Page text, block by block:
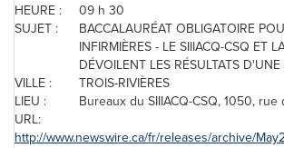
HEURE :
09 h 30
SUJET :
BACCALAURÉAT OBLIGATOIRE
INFIRMIÈRES - LE SIIIACQ-CSQ ET
DÉVOILENT LES RÉSULTATS
VILLE :
TROIS-RIVIÈRES
LIEU :
Bureaux du SIIIACQ-CSQ, 1050,
URL:
http://www.newswire.ca/fr/releases/archive/